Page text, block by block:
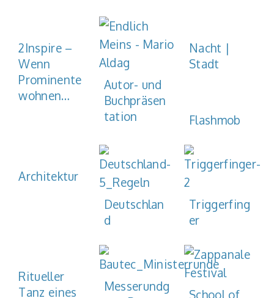
2Inspire –
Wenn
Prominente
wohnen…
Autor- und
Buchpräsen
tation
Nacht |
Stadt
Flashmob
Architektur
Deutschlan
d
Triggerfing
er
Ritueller
Tanz eines
Messerundg
School of